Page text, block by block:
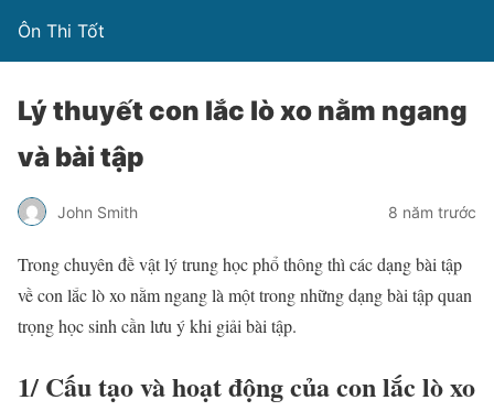
Ôn Thi Tốt
Lý thuyết con lắc lò xo nằm ngang
và bài tập
John Smith 8 năm trước
Trong chuyên đề vật lý trung học phổ thông thì các dạng bài tập
về con lắc lò xo nằm ngang là một trong những dạng bài tập quan
trọng học sinh cần lưu ý khi giải bài tập.
1/ Cấu tạo và hoạt động của con lắc lò xo